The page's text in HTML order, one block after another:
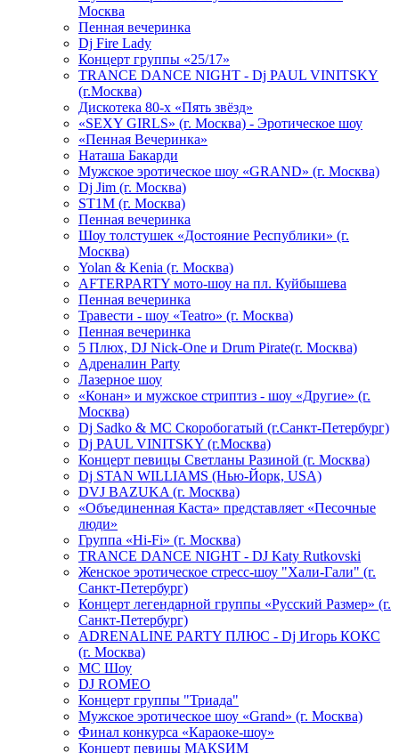
Москва
Пенная вечеринка
Dj Fire Lady
Концерт группы «25/17»
TRANCE DANCE NIGHT - Dj PAUL VINITSKY
(г.Москва)
Дискотека 80-х «Пять звёзд»
«SEXY GIRLS» (г. Москва) - Эротическое шоу
«Пенная Вечеринка»
Hаташа Бакарди
Мужское эротическое шоу «GRAND» (г. Москва)
Dj Jim (г. Москва)
ST1M (г. Москва)
Пенная вечеринка
Шоу толстушек «Достояние Республики» (г.
Москва)
Yolan & Kenia (г. Москва)
AFTERPARTY мото-шоу на пл. Куйбышева
Пенная вечеринка
Травести - шоу «Teatro» (г. Москва)
Пенная вечеринка
5 Плюх, DJ Nick-One и Drum Pirate(г. Москва)
Адреналин Party
Лазерное шоу
«Конан» и мужское стриптиз - шоу «Другие» (г.
Москва)
Dj Sadko & МС Скоробогатый (г.Санкт-Петербург)
Dj PAUL VINITSKY (г.Москва)
Концерт певицы Светланы Разиной (г. Москва)
Dj STAN WILLIAMS (Нью-Йорк, USA)
DVJ BAZUKA (г. Москва)
«Объединенная Каста» представляет «Песочные
люди»
Группа «Hi-Fi» (г. Москва)
TRANCE DANCE NIGHT - DJ Katy Rutkovski
Женское эротическое стресс-шоу "Хали-Гали" (г.
Санкт-Петербург)
Концерт легендарной группы «Русский Размер» (г.
Санкт-Петербург)
ADRENALINE PARTY ПЛЮС - Dj Игорь КОКС
(г. Москва)
MC Шоу
DJ ROMEO
Концерт группы "Триада"
Мужское эротическое шоу «Grand» (г. Москва)
Финал конкурса «Караоке-шоу»
Концерт певицы МАКSИМ